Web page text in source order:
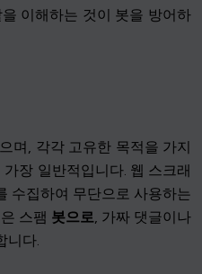
이해하는 것이 봇을 방어하
며, 각각 고유한 목적을 가지
가장 일반적입니다. 웹 스크래
수집하여 무단으로 사용하는
스팸 봇으로, 가짜 댓글이나
니다.